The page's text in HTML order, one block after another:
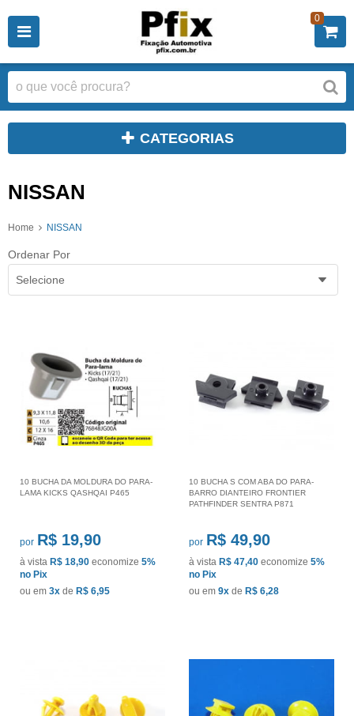
0
CATEGORIAS
NISSAN
Home NISSAN
Ordenar Por
Selecione
10 BUCHA DA MOLDURA DO PARA-
LAMA KICKS QASHQAI P465
por R$ 19,90
à vista R$ 18,90 economize 5%
no Pix
ou em 3x de R$ 6,95
10 BUCHA S COM ABA DO PARA-
BARRO DIANTEIRO FRONTIER
PATHFINDER SENTRA P871
por R$ 49,90
à vista R$ 47,40 economize 5%
no Pix
ou em 9x de R$ 6,28